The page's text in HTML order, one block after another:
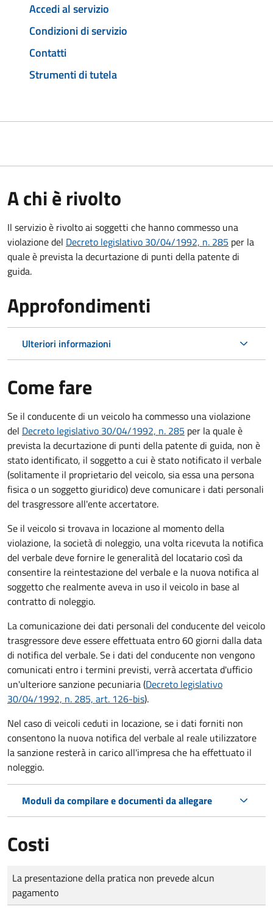
Accedi al servizio
Condizioni di servizio
Contatti
Strumenti di tutela
A chi è rivolto
Il servizio è rivolto ai soggetti che hanno commesso una
violazione del Decreto legislativo 30/04/1992, n. 285 per la
quale è prevista la decurtazione di punti della patente di
guida.
Approfondimenti
Ulteriori informazioni
Come fare
Se il conducente di un veicolo ha commesso una violazione
del Decreto legislativo 30/04/1992, n. 285 per la quale è
prevista la decurtazione di punti della patente di guida, non è
stato identificato, il soggetto a cui è stato notificato il verbale
(solitamente il proprietario del veicolo, sia essa una persona
fisica o un soggetto giuridico) deve comunicare i dati personali
del trasgressore all'ente accertatore.
Se il veicolo si trovava in locazione al momento della
violazione, la società di noleggio, una volta ricevuta la notifica
del verbale deve fornire le generalità del locatario così da
consentire la reintestazione del verbale e la nuova notifica al
soggetto che realmente aveva in uso il veicolo in base al
contratto di noleggio.
La comunicazione dei dati personali del conducente del veicolo
trasgressore deve essere effettuata entro 60 giorni dalla data
di notifica del verbale.Se i dati del conducente non vengono
comunicati entro i termini previsti, verrà accertata d'ufficio
un'ulteriore sanzione pecuniaria (Decreto legislativo
30/04/1992, n. 285, art. 126-bis).
Nel caso di veicoli ceduti in locazione, se i dati forniti non
consentono la nuova notifica del verbale al reale utilizzatore
la sanzione resterà in carico all'impresa che ha effettuato il
noleggio.
Moduli da compilare e documenti da allegare
Costi
Tipo di pagamento
Importo
La presentazione della pratica non prevede alcun
pagamento